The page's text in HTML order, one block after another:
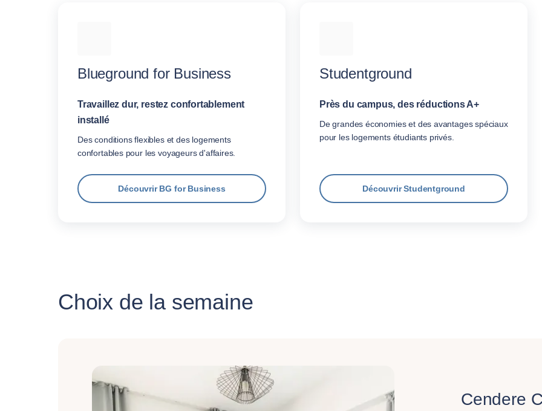
Blueground for Business
Travaillez dur, restez confortablement
installé
Des conditions flexibles et des logements
confortables pour les voyageurs d'affaires.
Découvrir BG for Business
Studentground
Près du campus, des réductions A+
De grandes économies et des avantages spéciaux
pour les logements étudiants privés.
Découvrir Studentground
Choix de la semaine
Cendere